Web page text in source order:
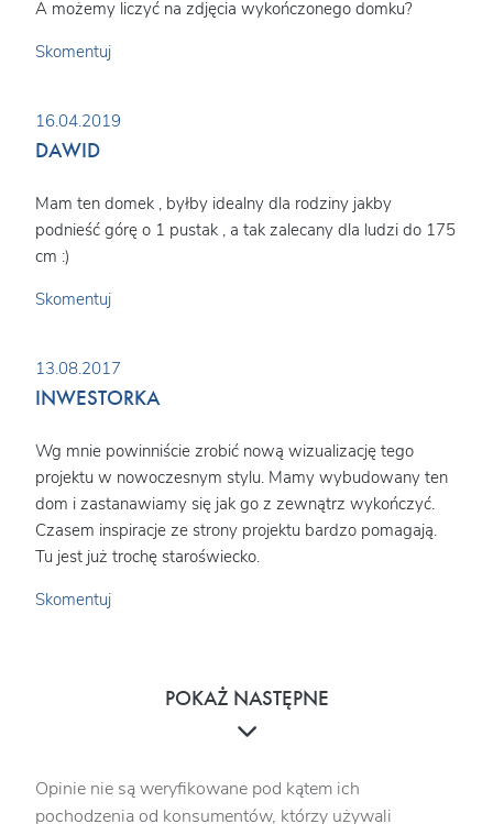
A możemy liczyć na zdjęcia wykończonego domku?
Skomentuj
16.04.2019
DAWID
Mam ten domek , byłby idealny dla rodziny jakby
podnieść górę o 1 pustak , a tak zalecany dla ludzi do 175
cm :)
Skomentuj
13.08.2017
INWESTORKA
Wg mnie powinniście zrobić nową wizualizację tego
projektu w nowoczesnym stylu. Mamy wybudowany ten
dom i zastanawiamy się jak go z zewnątrz wykończyć.
Czasem inspiracje ze strony projektu bardzo pomagają.
Tu jest już trochę staroświecko.
Skomentuj
POKAŻ NASTĘPNE
Opinie nie są weryfikowane pod kątem ich
pochodzenia od konsumentów, którzy używali